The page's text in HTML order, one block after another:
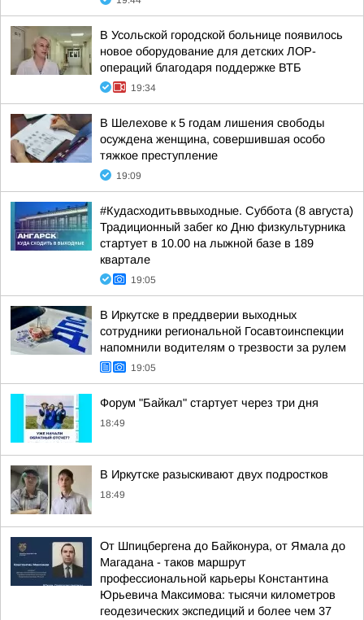
В Усольской городской больнице появилось
новое оборудование для детских ЛОР-
операций благодаря поддержке ВТБ
19:34
В Шелехове к 5 годам лишения свободы
осуждена женщина, совершившая особо
тяжкое преступление
19:09
#Кудасходитьввыходные. Суббота (8 августа)
Традиционный забег ко Дню физкультурника
стартует в 10.00 на лыжной базе в 189
квартале
19:05
В Иркутске в преддверии выходных
сотрудники региональной Госавтоинспекции
напомнили водителям о трезвости за рулем
19:05
Форум "Байкал" стартует через три дня
18:49
В Иркутске разыскивают двух подростков
18:49
От Шпицбергена до Байконура, от Ямала до
Магадана - таков маршрут
профессиональной карьеры Константина
Юрьевича Максимова: тысячи километров
геодезических экспедиций и более чем 37